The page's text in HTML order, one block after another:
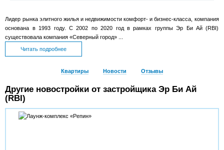
Лидер рынка элитного жилья и недвижимости комфорт- и бизнес-класса, компания
основана в 1993 году. С 2002 по 2020 год в рамках группы Эр Би Ай (RBI)
существовала компания «Северный город» ...
Читать подробнее
Квартиры Новости Отзывы
Другие новостройки от застройщика Эр Би Ай
(RBI)